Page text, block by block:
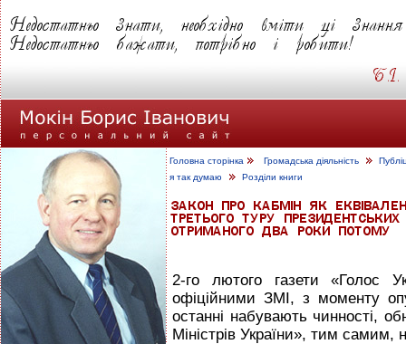
Головна сторінка Громадська діяльність
я так думаю
Розділи книги
2-го лютого газети «Голос
офіційними ЗМІ, з моменту
останні набувають чинності,
Міністрів України», тим